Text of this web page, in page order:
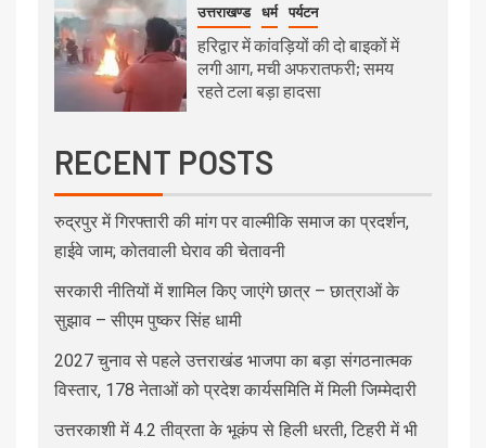
उत्तराखण्ड धर्म पर्यटन
हरिद्वार में कांवड़ियों की दो बाइकों में
लगी आग, मची अफरातफरी; समय
रहते टला बड़ा हादसा
RECENT POSTS
रुद्रपुर में गिरफ्तारी की मांग पर वाल्मीकि समाज का प्रदर्शन,
हाईवे जाम; कोतवाली घेराव की चेतावनी
सरकारी नीतियों में शामिल किए जाएंगे छात्र – छात्राओं के
सुझाव – सीएम पुष्कर सिंह धामी
2027 चुनाव से पहले उत्तराखंड भाजपा का बड़ा संगठनात्मक
विस्तार, 178 नेताओं को प्रदेश कार्यसमिति में मिली जिम्मेदारी
उत्तरकाशी में 4.2 तीव्रता के भूकंप से हिली धरती, टिहरी में भी